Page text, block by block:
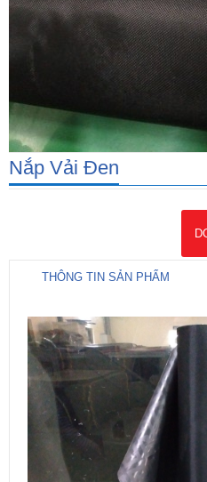
Nắp Vải Đen
THÔNG TIN SẢN PHẨM